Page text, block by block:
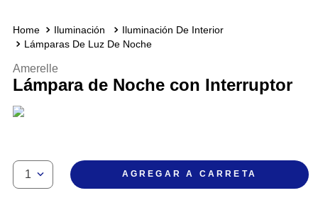
Iluminación
Iluminación De Interior
Lámparas De Luz De Noche
Amerelle
Lámpara de Noche con Interruptor
1 AGREGAR A CARRETA